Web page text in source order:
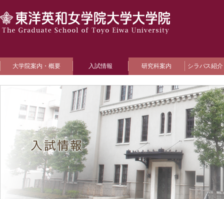
大学院案内・概要 入試情報 研究科案内 シラバス紹